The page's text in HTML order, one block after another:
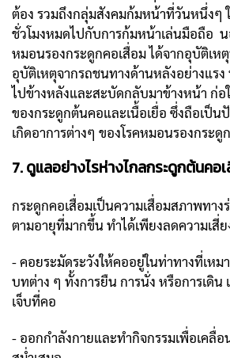
ต้อง รวมถึงกลุ่มสังคมก้มหน้าที่วันหนึ่งๆ
ชั่วโมงหมดไปกับการก้มหน้าเล่นมือถือ น
หมอนรองกระดูกคอเสื่อม ได้จากอุบัติเห
อุบัติเหตุจากรถชนทางด้านหลังอย่างแร
ไปข้างหลังและสะบัดกลับมาข้างหน้า ก่อ
ของกระดูกต้นคอและเนื้อเยื่อ ซึ่งถือเป็น
เกิดอาการต่างๆ ของโรคหมอนรองกระดู
7. ดูแลอย่างไรห่างไกลกระดูกต้นคอ
กระดูกคอเสื่อมเป็นความเสื่อมสภาพทาง
ตามอายุที่มากขึ้น ทำได้เพียงลดความเสี่
- คอยระมัดระวังให้คออยู่ในท่าทางที่เห
บทต่าง ๆ ทั้งการยืน การนั่ง หรือการเดิน
เจ็บที่คอ
- ออกกำลังกายและทำกิจกรรมเพื่อเคลื่อ